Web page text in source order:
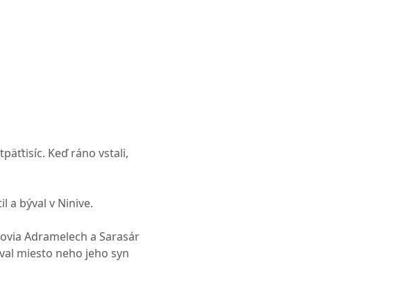
Keď ráno vstali,
a býval v Ninive.
Adramelech a Sarasár
miesto neho jeho syn